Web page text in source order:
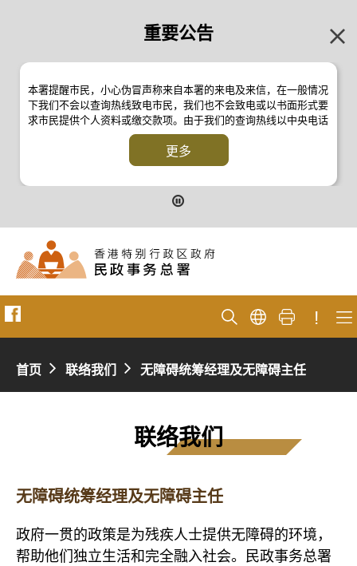
重要公告
本署提醒市民，小心伪冒声称来自本署的来电及来信，在一般情况
下我们不会以查询热线致电市民，我们也不会致电或以书面形式要
求市民提供个人资料或缴交款项。由于我们的查询热线以中央电话
系统操作，本署的来电不会显示电话号码 2835 2500 。如有疑
问，应与本署职员核实或向警方反诈骗协调中心
询热线 18222 查询。详情请浏览以下新闻公报：
二零一九年七月二十六日的新闻公报
二零一七年四月二十八日的新闻公报
二零一七年四月五日的新闻公报
更多
!
首页 联络我们 无障碍统筹经理及无障碍主任
联络我们
无障碍统筹经理及无障碍主任
政府一贯的政策是为残疾人士提供无障碍的环境，
帮助他们独立生活和完全融入社会。民政事务总署